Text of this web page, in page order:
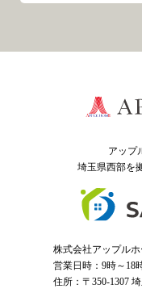
アップ
埼玉県西部を
株式会社アップルホ
営業日時：9時～18
住所：〒350-1307